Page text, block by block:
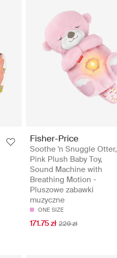
Fisher-Price
Soothe 'n Snuggle Otter,
Pink Plush Baby Toy,
Sound Machine with
Breathing Motion -
Pluszowe zabawki
muzyczne
ONE SIZE
171.75 zł 229 zł